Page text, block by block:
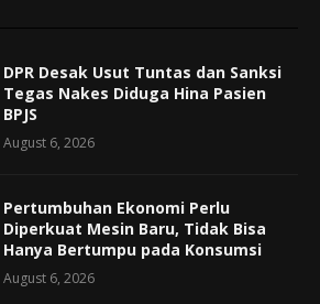
DPR Desak Usut Tuntas dan Sanksi
Tegas Nakes Diduga Hina Pasien
BPJS
August 6, 2026
Pertumbuhan Ekonomi Perlu
Diperkuat Mesin Baru, Tidak Bisa
Hanya Bertumpu pada Konsumsi
August 6, 2026